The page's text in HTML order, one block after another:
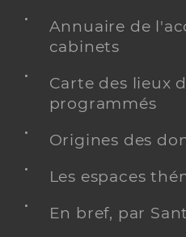
Annuaire de
cabinets
Carte des lieux
programmés
Origines des
Les espaces
En bref, par